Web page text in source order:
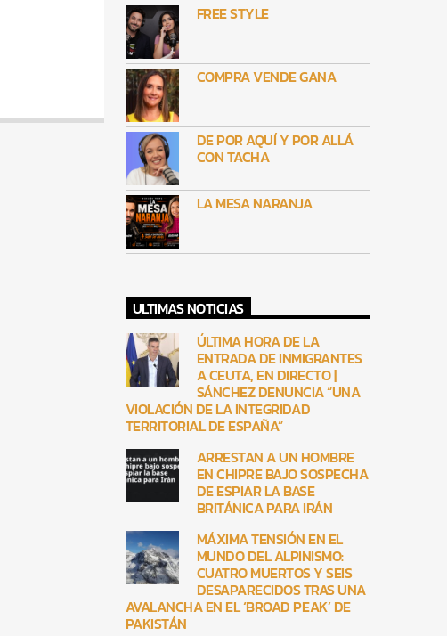
FREE STYLE
COMPRA VENDE GANA
DE POR AQUÍ Y POR ALLÁ
CON TACHA
LA MESA NARANJA
ULTIMAS NOTICIAS
ÚLTIMA HORA DE LA
ENTRADA DE INMIGRANTES
A CEUTA, EN DIRECTO |
SÁNCHEZ DENUNCIA “UNA
VIOLACIÓN DE LA INTEGRIDAD
TERRITORIAL DE ESPAÑA”
ARRESTAN A UN HOMBRE
EN CHIPRE BAJO SOSPECHA
DE ESPIAR LA BASE
BRITÁNICA PARA IRÁN
MÁXIMA TENSIÓN EN EL
MUNDO DEL ALPINISMO:
CUATRO MUERTOS Y SEIS
DESAPARECIDOS TRAS UNA
AVALANCHA EN EL ‘BROAD PEAK’ DE
PAKISTÁN